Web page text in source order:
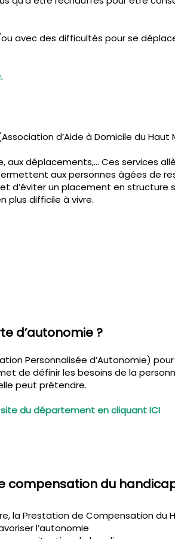
avec des difficultés pour se
d’Aide à Domicile du
déplacements,… Ces services
aux personnes âgées de
d’éviter un placement en structure
plus difficile à vivre.
d’autonomie ?
Personnalisée d’Autonomie)
de définir les besoins de la
peut prétendre.
site du département en cliquant ICI
compensation du
la Prestation de Compensation du
l’autonomie